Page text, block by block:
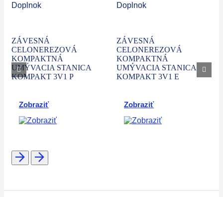
Doplnok
ZÁVESNÁ
CELONEREZOVÁ
KOMPAKTNÁ
UMÝVACIA STANICA
KOMPAKT 3V1 P
Zobraziť
Doplnok
ZÁVESNÁ
CELONEREZOVÁ
KOMPAKTNÁ
UMÝVACIA STANICA
KOMPAKT 3V1 E
Zobraziť